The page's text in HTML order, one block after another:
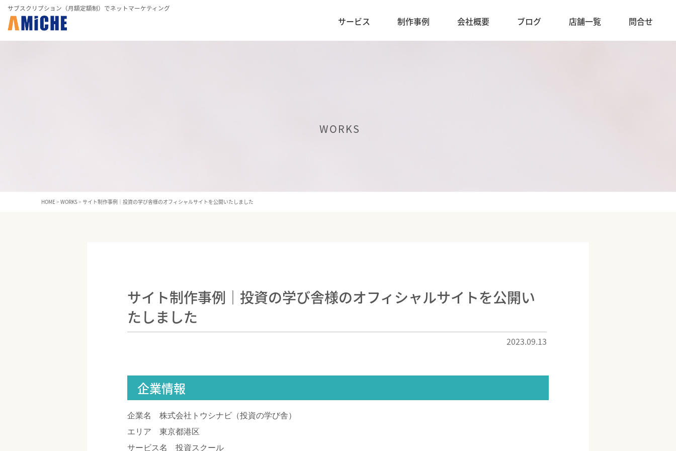
サブスクリプション（月額定額制）でネットマーケティング
サービス 制作事例 会社概要 ブログ 店舗一覧 問合せ
WORKS
HOME>WORKS>サイト制作事例｜投資の学び舎様のオフィシャルサイトを公開いたしました
サイト制作事例｜投資の学び舎様のオフィシャルサイトを公開い
たしました
2023.09.13
企業情報
企業名 株式会社トウシナビ（投資の学び舎）
エリア 東京都港区
サービス名 投資スクール